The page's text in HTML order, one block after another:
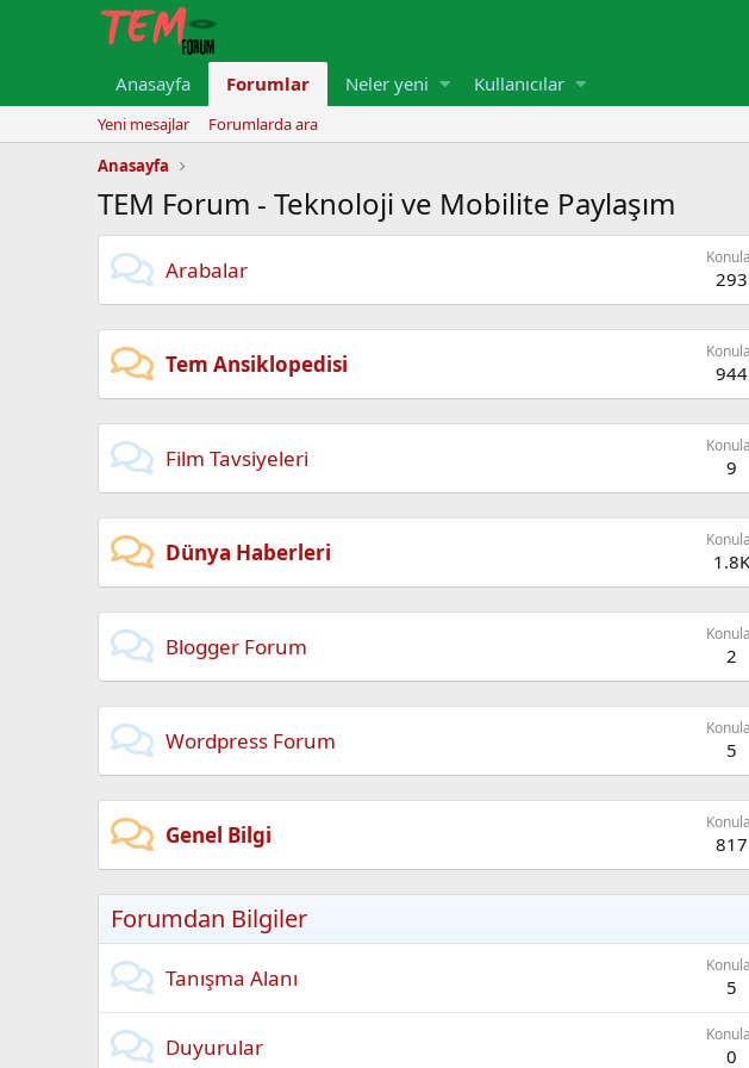
Anasayfa Forumlar Neler yeni Kullanıcılar
Yeni mesajlar
Forumlarda ara
Anasayfa
TEM Forum - Teknoloji ve Mobilite Paylaşım
Arabalar 293
Tem Ansiklopedisi 944
Film Tavsiyeleri 9
Dünya Haberleri 1.8K
Blogger Forum 2
Wordpress Forum 5
Genel Bilgi 817
Forumdan Bilgiler
Tanışma Alanı 5
Duyurular 0